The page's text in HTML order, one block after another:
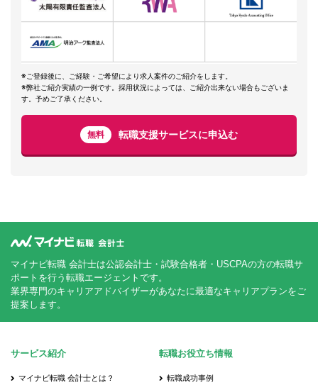
※ご登録後に、ご経験・ご希望により求人案件のご紹介をします。
※弊社ご紹介実績の一例です。採用状況によっては、ご紹介出来ない場合もございま
す。予めご了承ください。
無料 転職支援サービスに申込む
マイナビ転職 会計士は公認会計士・試験合格者・USCPAの方の転職サ
ポートを行う転職エージェントです。
業界専門のキャリアアドバイザーがあなたに最適なキャリアプランをご
提案します。
サービス紹介
マイナビ転職 会計士とは？
転職お役立ち情報
転職成功事例